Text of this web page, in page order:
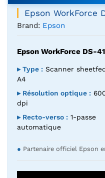
Epson WorkForce
Brand: Epson
Epson WorkForce DS-
▸ Type : Scanner
A4
▸ Résolution optique :
dpi
▸ Recto-verso : 1-passe
automatique
● Partenaire officiel Epson